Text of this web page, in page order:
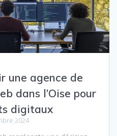
une agence de
dans l’Oise pour
digitaux
2024